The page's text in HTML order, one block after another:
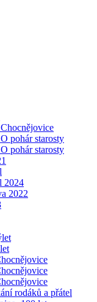
pohár starosty
pohár starosty
2024
2022
rodáků a přátel